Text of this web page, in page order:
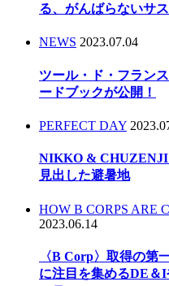
る、がんばらないサ
NEWS 2023.07.04
ツール・ド・フラン
ードブックが公開！
PERFECT DAY
NIKKO &
見出した避暑地
HOW B CORPS ARE
2023.06.14
〈B Corp〉取得の第
に注目を集めるDE＆